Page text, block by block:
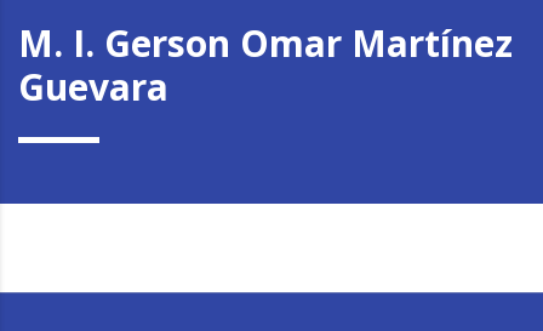
M. I. Gerson Omar Martínez
Guevara